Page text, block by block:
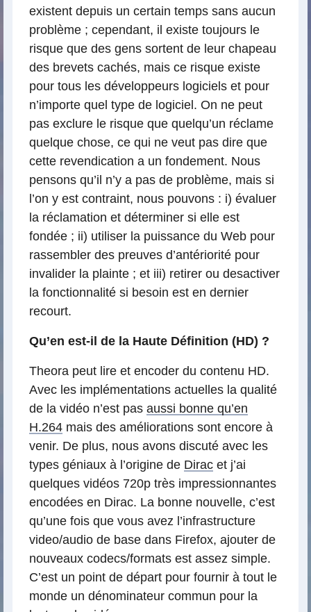
existent depuis un certain temps sans aucun
problème ; cependant, il existe toujours le
risque que des gens sortent de leur chapeau
des brevets cachés, mais ce risque existe
pour tous les développeurs logiciels et pour
n’importe quel type de logiciel. On ne peut
pas exclure le risque que quelqu’un réclame
quelque chose, ce qui ne veut pas dire que
cette revendication a un fondement. Nous
pensons qu’il n’y a pas de problème, mais si
l’on y est contraint, nous pouvons : i) évaluer
la réclamation et déterminer si elle est
fondée ; ii) utiliser la puissance du Web pour
rassembler des preuves d’antériorité pour
invalider la plainte ; et iii) retirer ou desactiver
la fonctionnalité si besoin est en dernier
recourt.
Qu’en est-il de la Haute Définition (HD) ?
Theora peut lire et encoder du contenu HD.
Avec les implémentations actuelles la qualité
de la vidéo n’est pas aussi bonne qu’en
H.264 mais des améliorations sont encore à
venir. De plus, nous avons discuté avec les
types géniaux à l’origine de Dirac et j’ai
quelques vidéos 720p très impressionnantes
encodées en Dirac. La bonne nouvelle, c’est
qu’une fois que vous avez l’infrastructure
video/audio de base dans Firefox, ajouter de
nouveaux codecs/formats est assez simple.
C’est un point de départ pour fournir à tout le
monde un dénominateur commun pour la